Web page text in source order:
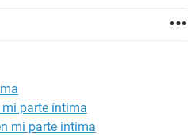
parte íntima
mi parte intima